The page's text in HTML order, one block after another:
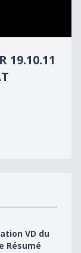
19.10.11
VD du
Résumé